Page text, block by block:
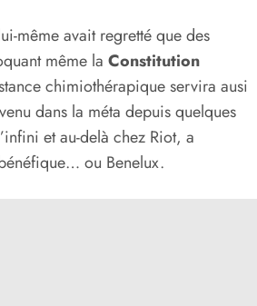
même avait regretté que des
même la Constitution
chimiothérapique servira ausi
dans la méta depuis quelques
et au-delà chez Riot, a
ou Benelux.